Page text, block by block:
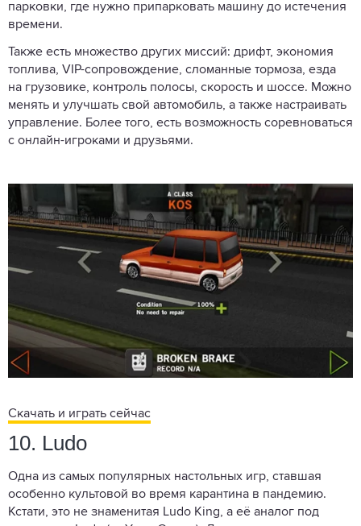
парковки, где нужно припарковать машину до истечения
времени.
Также есть множество других миссий: дрифт, экономия
топлива, VIP-сопровождение, сломанные тормоза, езда
на грузовике, контроль полосы, скорость и шоссе. Можно
менять и улучшать свой автомобиль, а также настраивать
управление. Более того, есть возможность соревноваться
с онлайн-игроками и друзьями.
Скачать и играть сейчас
10. Ludo
Одна из самых популярных настольных игр, ставшая
особенно культовой во время карантина в пандемию.
Кстати, это не знаменитая Ludo King, а её аналог под